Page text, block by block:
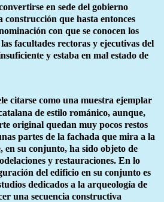
en sede del gobierno
construcción que hasta entonces
con que se conocen los
facultades rectoras y ejecutivas del
y estaba en mal estado de
citarse como una muestra ejemplar
de estilo románico, aunque,
original quedan muy pocos restos
partes de la fachada que mira a la
en su conjunto, ha sido objeto de
y restauraciones. En lo
del edificio en su conjunto es
dedicados a la arqueología de
una secuencia constructiva